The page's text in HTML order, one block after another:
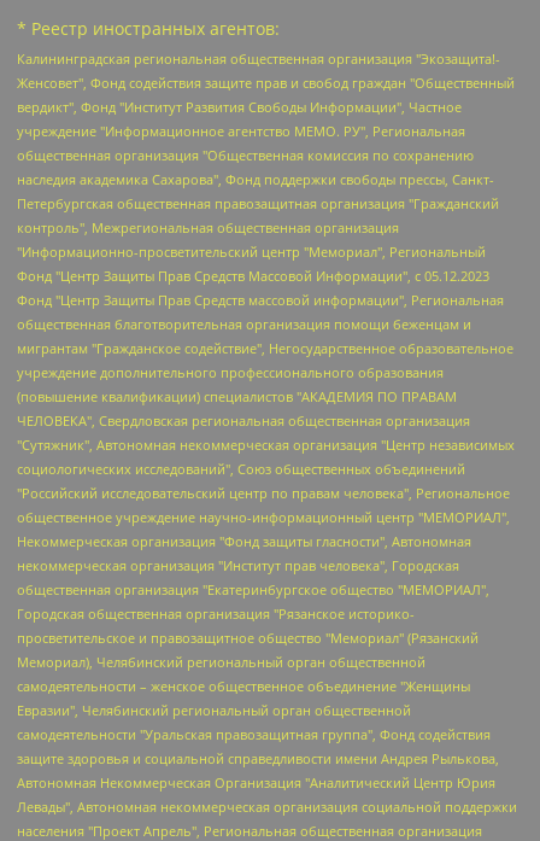
* Реестр иностранных агентов:
Калининградская региональная общественная организация "Экозащита!-Женсовет", Фонд содействия защите прав и свобод граждан "Общественный вердикт", Фонд "Институт Развития Свободы Информации", Частное учреждение "Информационное агентство МЕМО. РУ", Региональная общественная организация "Общественная комиссия по сохранению наследия академика Сахарова", Фонд поддержки свободы прессы, Санкт-Петербургская общественная правозащитная организация "Гражданский контроль", Межрегиональная общественная организация "Информационно-просветительский центр "Мемориал", Региональный Фонд "Центр Защиты Прав Средств Массовой Информации", с 05.12.2023 Фонд "Центр Защиты Прав Средств массовой информации", Региональная общественная благотворительная организация помощи беженцам и мигрантам "Гражданское содействие", Негосударственное образовательное учреждение дополнительного профессионального образования (повышение квалификации) специалистов "АКАДЕМИЯ ПО ПРАВАМ ЧЕЛОВЕКА", Свердловская региональная общественная организация "Сутяжник", Автономная некоммерческая организация "Центр независимых социологических исследований", Союз общественных объединений "Российский исследовательский центр по правам человека", Региональное общественное учреждение научно-информационный центр "МЕМОРИАЛ", Некоммерческая организация "Фонд защиты гласности", Автономная некоммерческая организация "Институт прав человека", Городская общественная организация "Екатеринбургское общество "МЕМОРИАЛ", Городская общественная организация "Рязанское историко-просветительское и правозащитное общество "Мемориал" (Рязанский Мемориал), Челябинский региональный орган общественной самодеятельности – женское общественное объединение "Женщины Евразии", Челябинский региональный орган общественной самодеятельности "Уральская правозащитная группа", Фонд содействия защите здоровья и социальной справедливости имени Андрея Рылькова, Автономная Некоммерческая Организация "Аналитический Центр Юрия Левады", Автономная некоммерческая организация социальной поддержки населения "Проект Апрель", Региональная общественная организация помощи женщинам и детям, находящимся в кризисной ситуации "Информационно-методический центр "Анна", Фонд содействия развитию массовых коммуникаций и правовому просвещению "Так-так-Так", Фонд содействия устойчивому развитию "Серебряная тайга", Свердловский региональный общественный фонд социальных проектов "Новое время", "Idel.Реалии", Кавказ.Реалии, Крым.Реалии, Телеканал Настоящее Время, Татаро-башкирская служба Радио Свобода (Azatliq Radiosi), Радио Свободная Европа/Радио Свобода (PCE/PC), "Сибирь.Реалии", "Фактограф", Благотворительный фонд помощи осужденным и их семьям, Автономная некоммерческая организация "Институт глобализации и социальных движений", Фонд "В защиту прав заключенных", Частное учреждение "Центр поддержки и содействия развитию средств массовой информации", Пензенский региональный общественный благотворительный фонд "Гражданский союз", "Север.Реалии", Некоммерческая организация Фонд "Правовая инициатива", Общество с ограниченной ответственностью "Радио Свободная Европа/Радио Свобода", Чешское информационное агентство "MEDIUM-ORIENT", Красноярская региональная общественная организация "Мы против СПИДа", Камалягин Денис Николаевич, Маркелов Сергей Евгеньевич, Пономарев Лев Александрович, Савицкая Людмила Алексеевна, Автономная некоммерческая организация "Центр по работе с проблемой насилия "НАСИЛИЮ.НЕТ", Межрегиональный профессиональный союз работников здравоохранения "Альянс врачей", Юридическое лицо, зарегистрированное в Латвийской Республике, SIA "Medusa Project" (регистрационный номер 40103797863, дата регистрации 10.06.2014), Некоммерческая организация "Фонд по борьбе с коррупцией", Автономная некоммерческая организация "Институт права и публичной политики", Баданин Роман Сергеевич, Гликин Максим Александрович, Железнова Мария Михайловна, Лукьянова Юлия Сергеевна, Маетная Елизавета Витальевна, Маняхин Петр Борисович, Чуракова Ольга Владимировна, Ярош Юлия Петровна, Юридическое лицо "The Insider SIA", зарегистрированное в Риге, Латвийская Республика (дата регистрации 26.06.2015), являющееся администратором доменного имени интернет-издания "The Insider SIA", https://theins.ru, Постернак Алексей Евгеньевич, Рубин Михаил Аркадьевич, Анин Роман Александрович, Юридическое лицо Istories fonds, зарегистрированное в Латвийской Республике (регистрационный номер 50008295751, дата регистрации 24.02.2020), Великовский Дмитрий Александрович, Долинина Ирина Николаевна, Мароховская Алеся Алексеевна, Шлейнов Роман Юрьевич, Шмагун Олеся Валентиновна, Общество с ограниченной ответственностью "Альтаир 2021", Общество с ограниченной ответственностью "Вега 2021", Общество с ограниченной ответственностью "Главный редактор 2021", Общество с ограниченной ответственностью "Ромашки монолит", Важенков Артем Валерьевич, Ивановская областная общественная организация "Центр гендерных исследований", Гурман Юрий Альбертович, Медиапроект "ОВД-Инфо", Егоров Владимир Владимирович, Жилинский Владимир Александрович, Общество с ограниченной ответственностью "ЗП", Иванова София Юрьевна, Карезина Инна Павловна, Кильтау Екатерина Викторовна, Петров Алексей Викторович, Пискунов Сергей Евгеньевич, Смирнов Сергей Сергеевич, Тихонов Михаил Сергеевич, Общество с ограниченной ответственностью "ЖУРНАЛИСТ-ИНОСТРАННЫЙ АГЕНТ", Арапова Галина Юрьевна, Вольтская Татьяна Анатольевна, Американская компания "Mason G.E.S. Anonymous Foundation" (США), являющаяся владельцем интернет-издания https://mnews.world/, Компания "Stichting Bellingcat", зарегистрированная в Нидерландах (дата регистрации 11.07.2018), Захаров Андрей Вячеславович, Клепиковская Екатерина Дмитриевна, Общество с ограниченной ответственностью "МЕМО", Перл Роман Александрович, Симонов Евгений Алексеевич, Соловьева Елена Анатольевна, Сотников Даниил Владимирович, Сурначева Елизавета Дмитриевна, Автономная некоммерческая организация по защите прав человека и информированию населения "Якутия – Наше Мнение", Общество с ограниченной ответственностью "Москоу диджитал медиа", с 26.01.2023 Общество с ограниченной ответственностью "Чайка Белые сады", Ветошкина Валерия Валерьевна, Заговора Максим Александрович, Межрегиональное общественное движение "Российская ЛГБТ - сеть", Оленичев Максим Владимирович, Павлов Иван Юрьевич, Скворцова Елена Сергеевна, Общество с ограниченной ответственностью "Как бы инагент", Кочетков Игорь Викторович, Общество с ограниченной ответственностью "Честные выборы", Еланчик Олег Александрович, Общество с ограниченной ответственностью "Нобелевский призыв", Гималова Регина Эмилевна, Григорьев Андрей Валерьевич, Григорьева Алина Александровна, Ассоциация по содействию защите прав призывников, альтернативнослужащих и военнослужащих "Правозащитная группа "Гражданин.Армия.Право", Хисамова Регина Фаритовна, Автономная некоммерческая организация по реализации социально-правовых программ "Лилит", Дальневосточное общественное движение "Маяк", Санкт-Петербургская ЛГБТ-инициативная группа "Выход", Инициативная группа ЛГБТ+ "Реверс", Алексеев Андрей Викторович, Бекбулатова Таисия Львовна, Беляев Иван Михайлович, Владыкина Елена Сергеевна, Гельман Марат Александрович, Никульшина Вероника Юрьевна, Толоконникова Надежда Андреевна, Шендерович Виктор Анатольевич, Общество с ограниченной ответственностью "Данное сообщение", Общество с ограниченной ответственностью Издательский дом "Новая глава", Айнбиндер Александра Александровна, Московский комьюнити-центр для ЛГБТ+инициатив, Благотворительный фонд развития филантропии, Deutsche Welle (Германия, Kurt-Schumacher-Strasse 3, 53113 Bonn), Борзунова Мария Михайловна, Воробьев Виктор Викторович, Голубева Анна Львовна, Константинова Алла Михайловна, Малкова Ирина Владимировна, Мурадов Мурад Абдулгалимович, Осетинская Елизавета Николаевна, Понасенков Евгений Николаевич, Ганапольский Матвей Юрьевич, Киселев Евгений Алексеевич, Борухович Ирина Григорьевна, Дремин Иван Тимофеевич, Дубровский Дмитрий Викторович, Красноярская региональная общественная организация поддержки и развития альтернативных образовательных технологий и межкультурных коммуникаций "ИНТЕРРА", Маяковская Екатерина Алексеевна, Фейгин Марк Захарович, Филимонов Андрей Викторович, Дзугкоева Регина Николаевна, Доброхотов Роман Александрович, Дудь Юрий Александрович, Елкин Сергей Владимирович, Кругликов Кирилл Игоревич, Сабунаева Мария Леонидовна, Семенов Алексей Владимирович, Шаинян Карен Багратович, Шульман Екатерина Михайловна, Асафьев Артур Валерьевич, Вахштайн Виктор Семенович, Венедиктов Алексей Алексеевич, Лушникова Екатерина Евгеньевна, Волков Леонид Михайлович, Невзоров Александр Глебович, Пархоменко Сергей Борисович, Сироткин Ярослав Николаевич, Кара-Мурза Владимир Владимирович, Баранова Наталья Владимировна, Гозман Леонид Яковлевич, Кагарлицкий Борис Юльевич, Климарев Михаил Валерьевич, Милов Владимир Станиславович, Автономная некоммерческая организация Краснодарский центр современного искусства "Типография", Моргенштерн Алишер Тагирович, Соболь Любовь Эдуардовна, Общество с ограниченной ответственностью "ЛИЗА НОРМ", Каспаров Гарри Кимович, Ходорковский Михаил Борисович, Общество с ограниченной ответственностью "Апрельские тезисы", Данилович Ирина Брониславовна, Кашин Олег Владимирович, Петров Николай Владимирович, Пивоваров Алексей Владимирович, Соколов Михаил Владимирович, Цветкова Юлия Владимировна, Чичваркин Евгений Александрович, Комитет против пыток/Команда против пыток, Общество с ограниченной ответственностью "Первый научный", Общество с ограниченной ответственностью "Вертолет и ко", Белоцерковская Вероника Борисовна, Кац Максим Евгеньевич, Лазарева Татьяна Юрьевна, Шаведдинов Руслан Табризович, Яшин Илья Валерьевич, Общество с ограниченной ответственностью "Иноагент ААВ", Алешковский Дмитрий Петрович, Альбац Евгения Марковна, Быков Дмитрий Львович, Галямина Юлия Евгеньевна, Лойко Сергей Леонидович, Мартынов Кирилл Константинович, Медведев Сергей Александрович, Крашенинников Федор Геннадиевич, Гордеева Катерина Вл